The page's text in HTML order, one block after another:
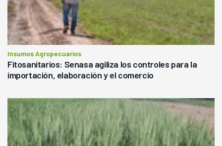
Insumos Agropecuarios
Fitosanitarios: Senasa agiliza los controles para la
importación, elaboración y el comercio